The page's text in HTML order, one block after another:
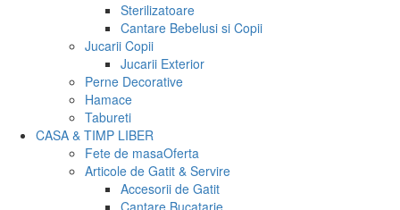
Sterilizatoare
Cantare Bebelusi si Copii
Jucarii Copii
Jucarii Exterior
Perne Decorative
Hamace
Tabureti
CASA & TIMP LIBER
Fete de masaOferta
Articole de Gatit & Servire
Accesorii de Gatit
Cantare Bucatarie